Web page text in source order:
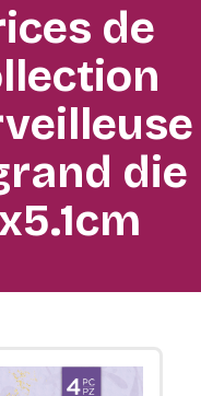
de
die